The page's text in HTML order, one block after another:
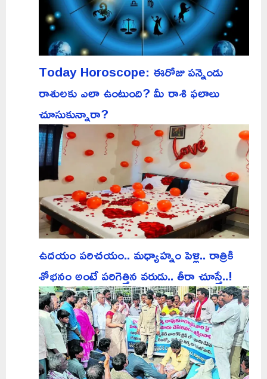
Today Horoscope: ఈరోజు పన్నెండు
రాశులకు ఎలా ఉంటుంది? మీ రాశి ఫలాలు
చూసుకున్నారా?
ఉదయం పరిచయం.. మధ్యాహ్నం పెళ్లి.. రాత్రికి
శోభనం అంటే పరిగెత్తిన వరుడు.. తీరా చూస్తే..!